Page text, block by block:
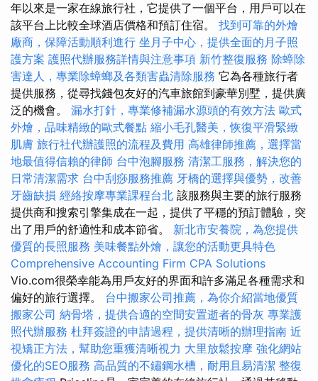
年以來是一家在線旅行社，它提供了一個平台，用戶可以在
該平台上比較全球酒店價格和預訂住宿。 找到可靠的外燴
廠商，保障活動順利進行 坐月子中心，提供全面的月子照
護方案 護照代辦服務詳情與注意事項 新竹整復服務 除蟑除
害達人，專業除蟑螂及各類害蟲清除服務 它為各種旅行者
提供服務，從尋找錢包友好的汽車旅館到豪華別墅，提供廣
泛的機會。 漏水打針，專業修補漏水源頭的有效方法 歐式
外燴，品味精緻的歐式餐點 縮小毛孔醫美，恢復平滑緊緻
肌膚 旅行社代辦護照的流程及費用 高雄律師推薦，選擇當
地最值得信賴的律師 台中泡腳服務 清潔工服務，解決您的
日常清潔需求 台中刮痧服務推薦 牙橋的選擇與優勢，改善
牙齒缺損 經絡按摩專業課程台北 該服務與主要的旅行服務
提供商和搜索引擎集成在一起，提供了平穩的預訂體驗，突
出了用戶的舒適性和成本節省。 新北市安養院，為您提供
優質的長照服務 美味餐點外燴，讓您的活動更具特色
Comprehensive Accounting Firm CPA Solutions
Vio.com很榮幸能為用戶友好的界面和許多滿足各種需求和
偏好的旅行選擇。 台中搬家公司推薦，為你介紹當地優質
搬家公司 納骨塔，提供合適的空間安置逝者的骨灰 專業護
照代辦服務 杜拜簽證的申請過程，提供清晰的辦理指南 近
視矯正方法，幫助您重獲清晰視力 大里放鬆按摩 強化網站
優化的SEO服務 高品質的不鏽鋼水槽，耐用且易清潔 整復